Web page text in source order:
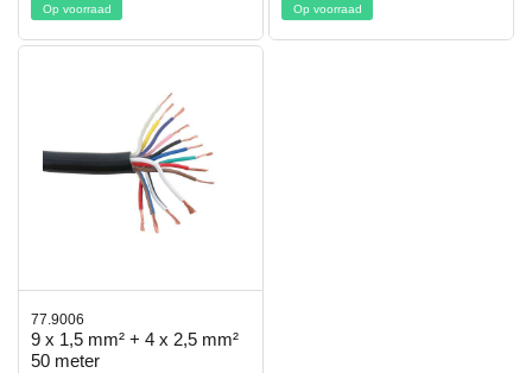
Op voorraad Op voorraad
77.9006
9 x 1,5 mm² + 4 x 2,5 mm²
50 meter